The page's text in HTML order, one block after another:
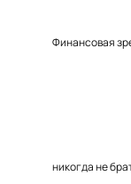
Финансовая
никогда не